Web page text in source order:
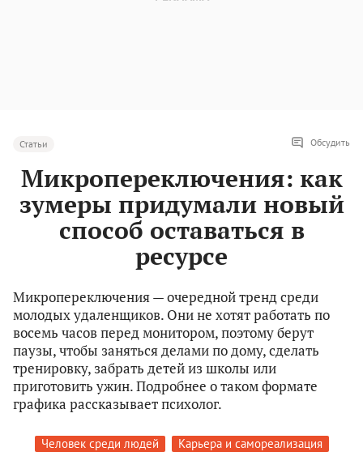
Статьи Обсудить
Микропереключения: как
зумеры придумали новый
способ оставаться в
ресурсе
Микропереключения — очередной тренд среди
молодых удаленщиков. Они не хотят работать по
восемь часов перед монитором, поэтому берут
паузы, чтобы заняться делами по дому, сделать
тренировку, забрать детей из школы или
приготовить ужин. Подробнее о таком формате
графика рассказывает психолог.
Человек среди людей Карьера и самореализация